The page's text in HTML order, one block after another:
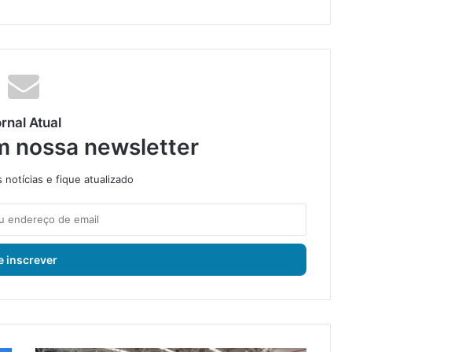
Atual
nossa newsletter
notícias e fique atualizado